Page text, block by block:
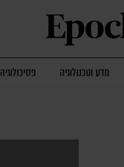
מדע וטכנולוגיה פסיכולוגיה